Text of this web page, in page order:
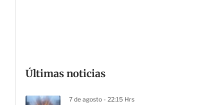
Últimas noticias
7 de agosto - 22:15 Hrs